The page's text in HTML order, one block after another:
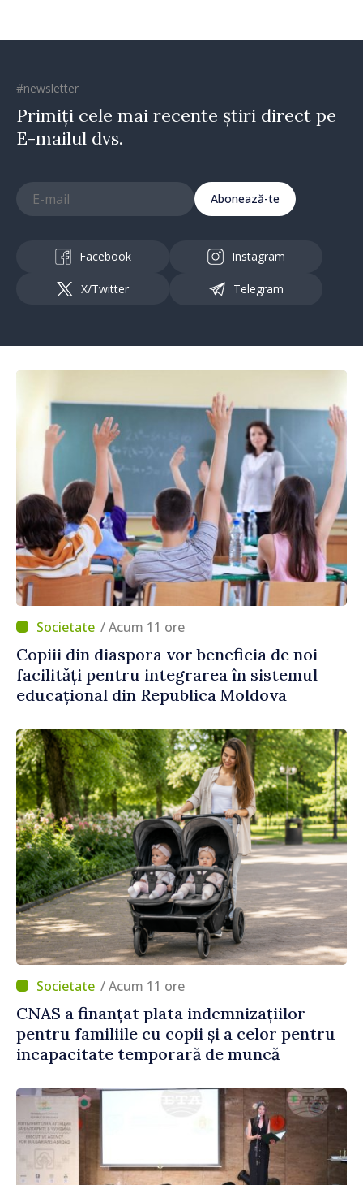
#newsletter
Primiți cele mai recente știri direct pe
E-mailul dvs.
Abonează-te
Facebook Instagram
X/Twitter Telegram
/ Acum 11 ore
Copiii din diaspora vor beneficia de noi
facilități pentru integrarea în sistemul
educațional din Republica Moldova
/ Acum 11 ore
CNAS a finanțat plata indemnizațiilor
pentru familiile cu copii și a celor pentru
incapacitate temporară de muncă